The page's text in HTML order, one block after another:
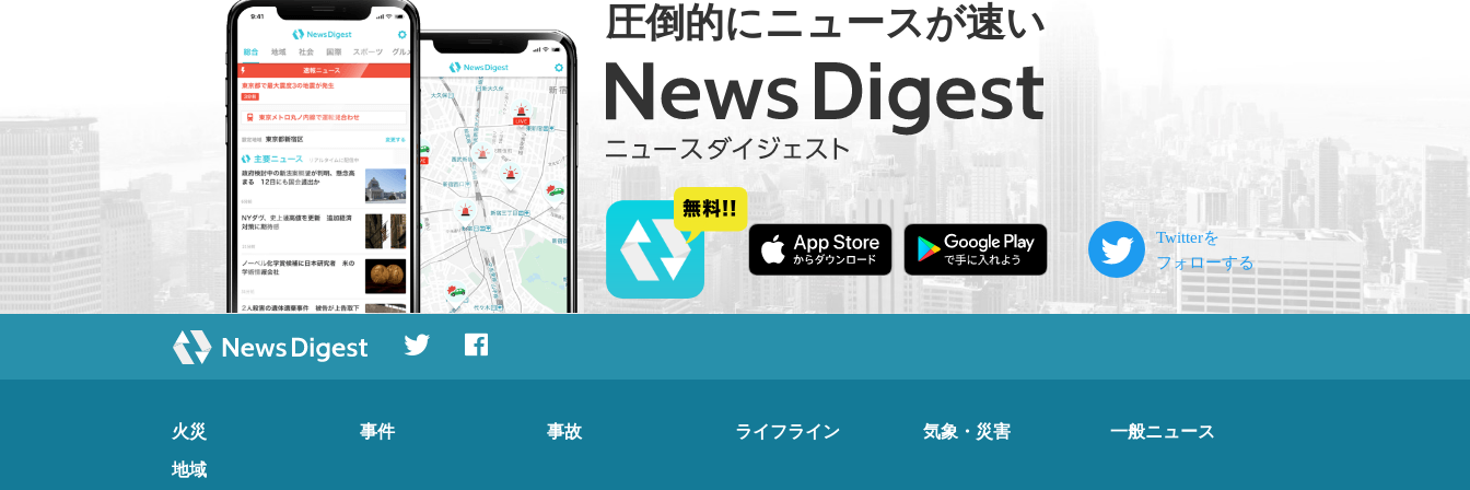
圧倒的にニュースが速い
火災 事件 事故 ライフライン 気象・災害 一般ニュース
地域